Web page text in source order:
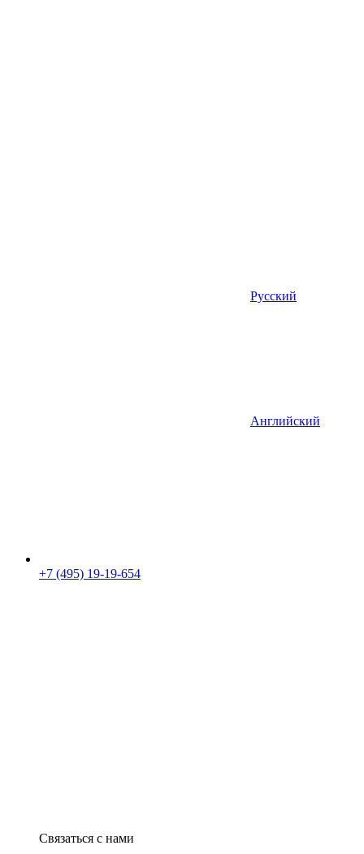
Русский
Английский
+7 (495) 19-19-654
Связаться с нами